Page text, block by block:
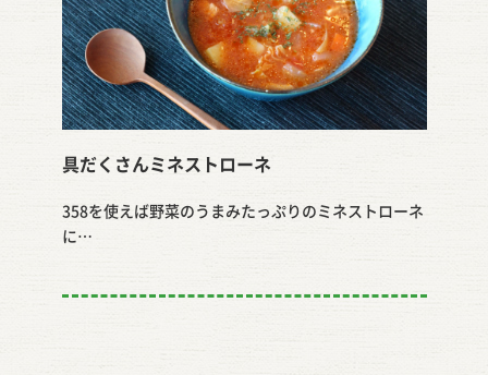
具だくさんミネストローネ
358を使えば野菜のうまみたっぷりのミネストローネ
に…